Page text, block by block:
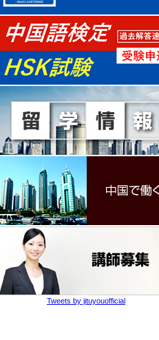
Tweets by jituyouofficial